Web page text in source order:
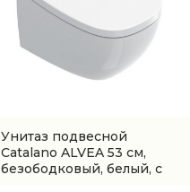
Унитаз подвесной
Catalano ALVEA 53 см,
безободковый, белый, с